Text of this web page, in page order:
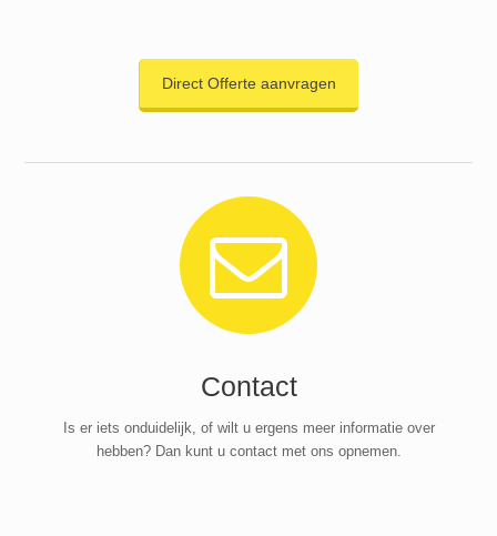
Direct Offerte aanvragen
Contact
Is er iets onduidelijk, of wilt u ergens meer informatie over
hebben? Dan kunt u contact met ons opnemen.